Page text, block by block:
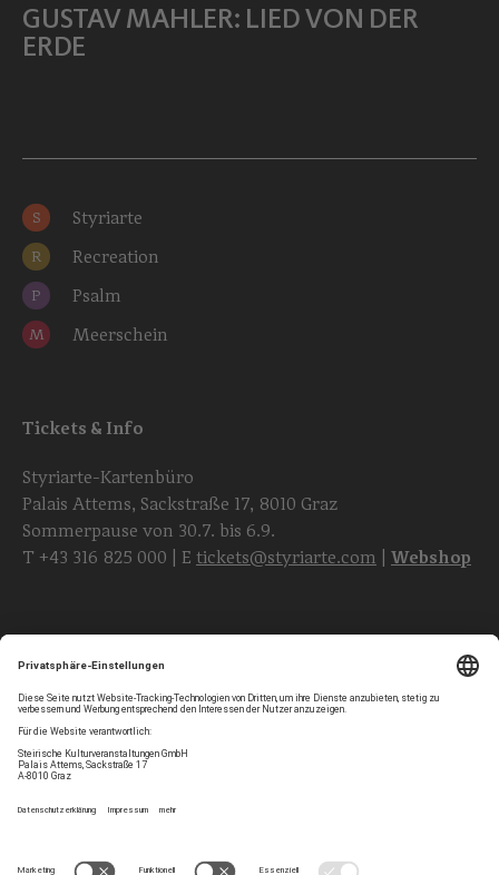
GUSTAV MAHLER: LIED VON DER
ERDE
S Styriarte
R Recreation
P Psalm
M Meerschein
Tickets & Info
Styriarte-Kartenbüro
Palais Attems, Sackstraße 17, 8010 Graz
Sommerpause von 30.7. bis 6.9.
T +43 316 825 000 | E tickets@styriarte.com Webshop
Privatsphären-Einstellungen